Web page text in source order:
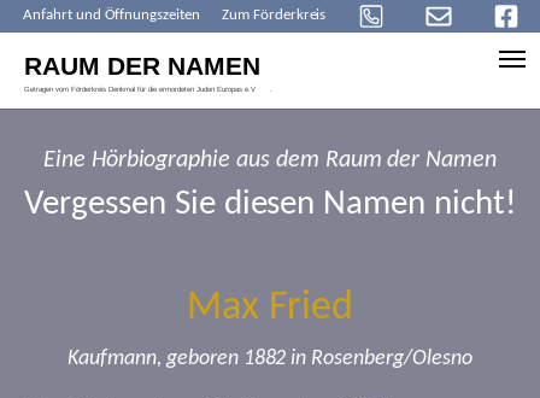
Anfahrt und Öffnungszeiten Zum Förderkreis
Eine Hörbiographie aus dem Raum der Namen
Vergessen Sie diesen Namen nicht!
Max Fried
Kaufmann, geboren 1882 in Rosenberg/Olesno